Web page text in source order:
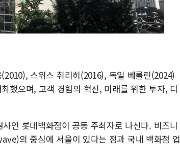
스위스 취리히(2016), 독일 베를린(2024)
했으며, 고객 경험의 혁신, 미래를 위한 투자, 디
인 롯데백화점이 공동 주최자로 나선다. 비즈니
의 중심에 서울이 있다는 점과 국내 백화점 업